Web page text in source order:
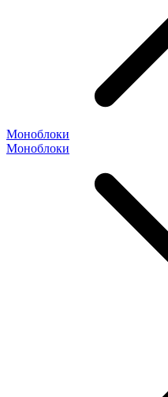
Моноблоки
Моноблоки